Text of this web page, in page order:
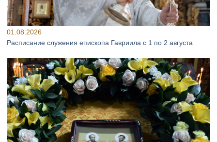
01.08.2026
Расписание служения епископа Гавриила с 1 по 2 августа